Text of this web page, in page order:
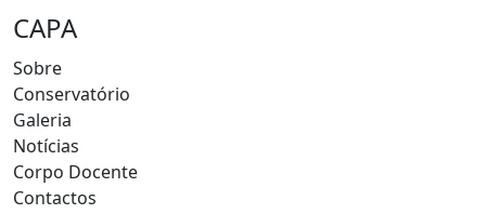
CAPA
Sobre
Conservatório
Galeria
Notícias
Corpo Docente
Contactos